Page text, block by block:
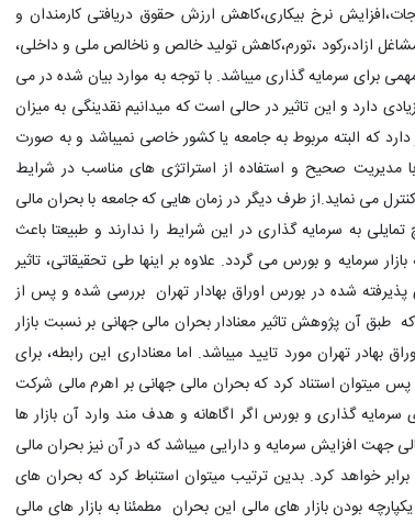
نرخ بیکاری،کاهش ارزش حقوق دریافتی کارمندان و
ازاد،رکود ،تورم،کاهش تولید خالص و ناخالص ملی و داخلی،
برای سرمایه گذاری میباشد. با توجه به موارد بیان شده در می
دارد و این تاثیر در حالی است که میدانیم نقدینگی به میزان
دارد که البته مربوط به جامعه یا کشور خاصی نمیباشد و به صورت
صحیح و استفاده از استراتژی های مناسب در شرایط
می نماید.از طرف دیگر در زمان هایی که جامعه با بحران مالی
به سرمایه گذاری در این شرایط را ندارند و طبیعتا باعث
سرمایه و بورس می گردد. علاوه بر اینها طی تحقیقاتی، تاثیر
شده در بورس اوراق بهادار تهران بررسی شده و پس از
طبق آن پژوهش تاثیر معنادار بحران مالی جهانی بر نسبت بازار
تهران مورد تایید میباشد. اما معناداری این رابطه، برای
میتوان استناد کرد که بحران مالی جهانی بر اهرم مالی شرکت
سرمایه گذاری و بورس اگر اگاهانه و هدف مند وارد آن بازار ها
جهت افزایش سرمایه و دارایی میباشد که در آن نیز بحران مالی
خواهد کرد. بدین ترتیب میتوان استنباط کرد که بحران های
بودن بازار های مالی این بحران مطمئنا به بازار های مالی